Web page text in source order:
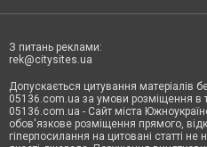
З питань реклами:
rek@citysites.ua
Допускається цитування матеріалів
05136.com.ua за умови розміщення в
05136.com.ua - Сайт міста
обов'язкове розміщення прямого,
гіперпосилання на цитовані статті